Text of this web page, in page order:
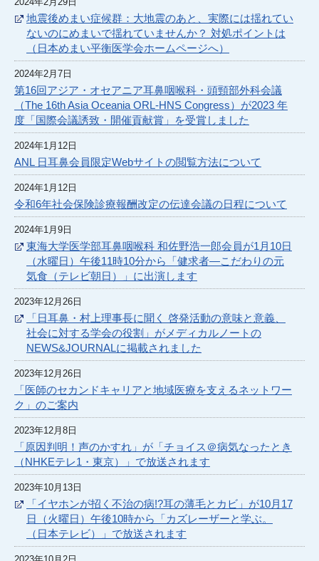
地震後めまい症候群：大地震のあと、実際には揺れてい
ないのにめまいで揺れていませんか？ 対処ポイントは
（日本めまい平衡医学会ホームページへ）
2024年2月7日
第16回アジア・オセアニア耳鼻咽喉科・頭頸部外科会議
（The 16th Asia Oceania ORL-HNS Congress）が2023 年
度「国際会議誘致・開催貢献賞」を受賞しました
2024年1月12日
ANL 日耳鼻会員限定Webサイトの閲覧方法について
2024年1月12日
令和6年社会保険診療報酬改定の伝達会議の日程について
2024年1月9日
東海大学医学部耳鼻咽喉科 和佐野浩一郎会員が1月10日
（水曜日）午後11時10分から「健求者―こだわりの元
気食（テレビ朝日）」に出演します
2023年12月26日
「日耳鼻・村上理事長に聞く 啓発活動の意味と意義、
社会に対する学会の役割」がメディカルノートの
NEWS&JOURNALに掲載されました
2023年12月26日
「医師のセカンドキャリアと地域医療を支えるネットワー
ク」のご案内
2023年12月8日
「原因判明！声のかすれ」が「チョイス＠病気なったとき
（NHKEテレ1・東京）」で放送されます
2023年10月13日
「イヤホンが招く不治の病!?耳の薄毛とカビ」が10月17
日（火曜日）午後10時から「カズレーザーと学ぶ。
（日本テレビ）」で放送されます